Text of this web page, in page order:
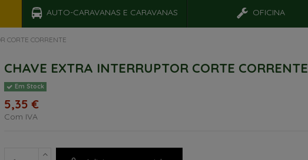
AUTO-CARAVANAS E CARAVANAS OFICINA
CORTE CORRENTE
CHAVE EXTRA INTERRUPTOR CORTE CORRENTE
Em Stock
5,35 €
Com IVA